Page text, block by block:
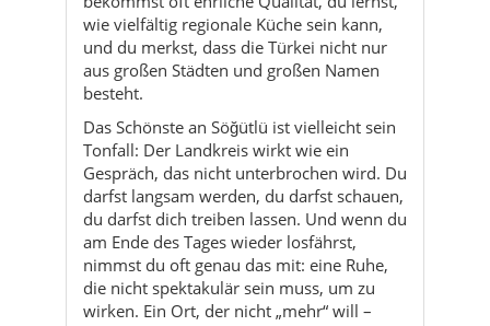
Das Schönste an Söğütlü ist vielleicht sein
Tonfall: Der Landkreis wirkt wie ein
Gespräch, das nicht unterbrochen wird. Du
darfst langsam werden, du darfst schauen,
du darfst dich treiben lassen. Und wenn du
am Ende des Tages wieder losfährst,
nimmst du oft genau das mit: eine Ruhe,
die nicht spektakulär sein muss, um zu
wirken. Ein Ort, der nicht „mehr“ will –
sondern „echter“. Und genau deshalb
bleibt Söğütlü im Kopf.
Lokales Gefühl in einem Satz: „Hier ist das
Gute oft leise – aber es ist da.“